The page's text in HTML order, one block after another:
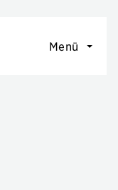
Menü